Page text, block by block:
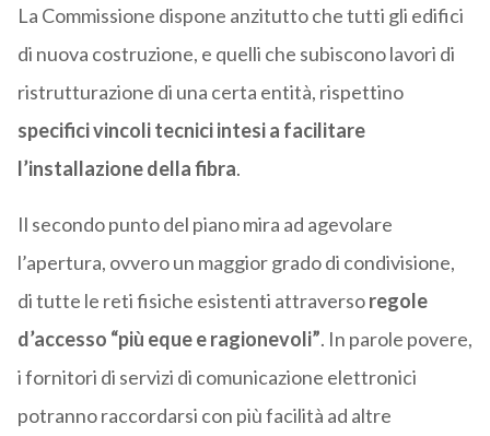
La Commissione dispone anzitutto che tutti gli edifici
di nuova costruzione, e quelli che subiscono lavori di
ristrutturazione di una certa entità, rispettino
specifici vincoli tecnici intesi a facilitare
l’installazione della fibra.
Il secondo punto del piano mira ad agevolare
l’apertura, ovvero un maggior grado di condivisione,
di tutte le reti fisiche esistenti attraversoregole
d’accesso “più eque e ragionevoli”. In parole povere,
i fornitori di servizi di comunicazione elettronici
potranno raccordarsi con più facilità ad altre